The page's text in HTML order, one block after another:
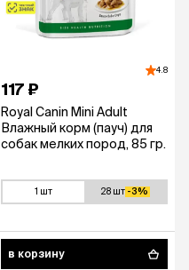
4.8
117 ₽
Royal Canin Mini Adult
Влажный корм (пауч) для
собак мелких пород, 85 гр.
1 шт 28 шт -3%
в корзину